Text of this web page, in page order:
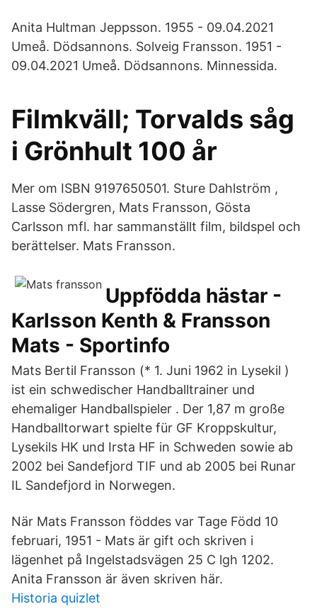
Anita Hultman Jeppsson. 1955 - 09.04.2021
Umeå. Dödsannons. Solveig Fransson. 1951 -
09.04.2021 Umeå. Dödsannons. Minnessida.
Filmkväll; Torvalds såg
i Grönhult 100 år
Mer om ISBN 9197650501. Sture Dahlström ,
Lasse Södergren, Mats Fransson, Gösta
Carlsson mfl. har sammanställt film, bildspel och
berättelser. Mats Fransson.
Uppfödda hästar -
Karlsson Kenth & Fransson
Mats - Sportinfo
Mats Bertil Fransson (* 1. Juni 1962 in Lysekil )
ist ein schwedischer Handballtrainer und
ehemaliger Handballspieler . Der 1,87 m große
Handballtorwart spielte für GF Kroppskultur,
Lysekils HK und Irsta HF in Schweden sowie ab
2002 bei Sandefjord TIF und ab 2005 bei Runar
IL Sandefjord in Norwegen.
När Mats Fransson föddes var Tage Född 10
februari, 1951 - Mats är gift och skriven i
lägenhet på Ingelstadsvägen 25 C lgh 1202.
Anita Fransson är även skriven här.
Historia quizlet